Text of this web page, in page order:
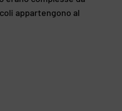
appartengono al